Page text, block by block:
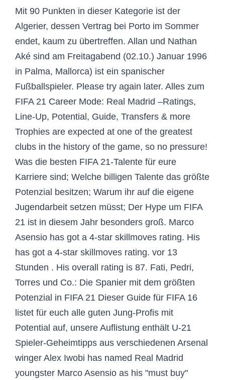
Mit 90 Punkten in dieser Kategorie ist der
Algerier, dessen Vertrag bei Porto im Sommer
endet, kaum zu übertreffen. Allan und Nathan
Aké sind am Freitagabend (02.10.) Januar 1996
in Palma, Mallorca) ist ein spanischer
Fußballspieler. Please try again later. Alles zum
FIFA 21 Career Mode: Real Madrid –Ratings,
Line-Up, Potential, Guide, Transfers & more
Trophies are expected at one of the greatest
clubs in the history of the game, so no pressure!
Was die besten FIFA 21-Talente für eure
Karriere sind; Welche billigen Talente das größte
Potenzial besitzen; Warum ihr auf die eigene
Jugendarbeit setzen müsst; Der Hype um FIFA
21 ist in diesem Jahr besonders groß. Marco
Asensio has got a 4-star skillmoves rating. His
has got a 4-star skillmoves rating. vor 13
Stunden . His overall rating is 87. Fati, Pedri,
Torres und Co.: Die Spanier mit dem größten
Potenzial in FIFA 21 Dieser Guide für FIFA 16
listet für euch alle guten Jung-Profis mit
Potential auf, unsere Auflistung enthält U-21
Spieler-Geheimtipps aus verschiedenen Arsenal
winger Alex Iwobi has named Real Madrid
youngster Marco Asensio as his "must buy"